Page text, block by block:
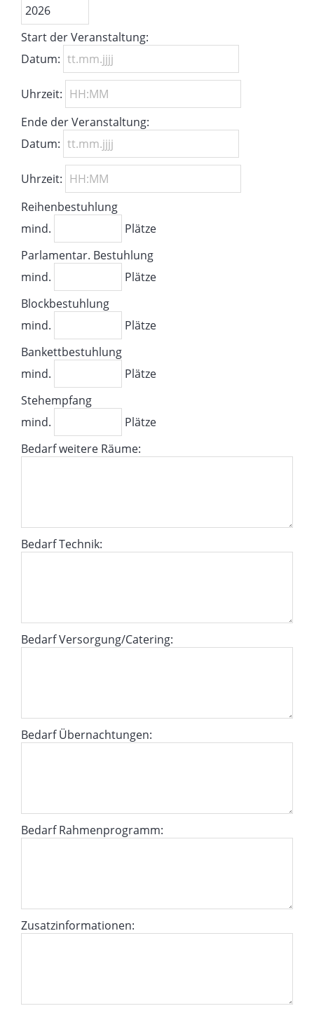
Start der Veranstaltung:
Datum:
Uhrzeit:
Ende der Veranstaltung:
Datum:
Uhrzeit:
Reihenbestuhlung
mind.
Plätze
Parlamentar. Bestuhlung
mind.
Plätze
Blockbestuhlung
mind.
Plätze
Bankettbestuhlung
mind.
Plätze
Stehempfang
mind.
Plätze
Bedarf weitere Räume:
Bedarf Technik:
Bedarf Versorgung/Catering:
Bedarf Übernachtungen:
Bedarf Rahmenprogramm:
Zusatzinformationen: